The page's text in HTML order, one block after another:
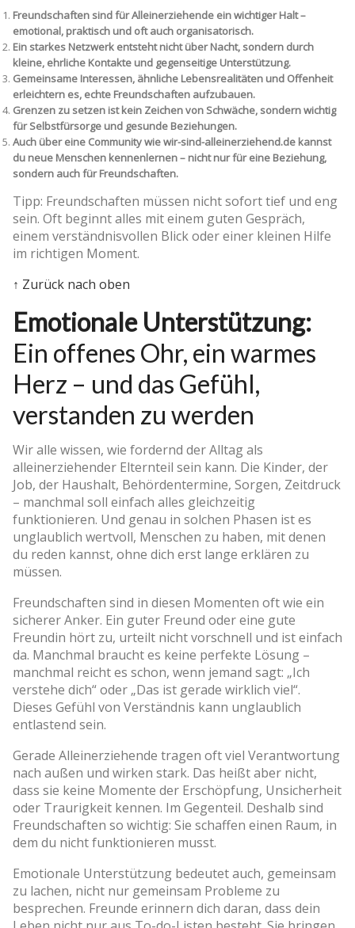
Freundschaften sind für Alleinerziehende ein wichtiger Halt –
emotional, praktisch und oft auch organisatorisch.
Ein starkes Netzwerk entsteht nicht über Nacht, sondern durch
kleine, ehrliche Kontakte und gegenseitige Unterstützung.
Gemeinsame Interessen, ähnliche Lebensrealitäten und Offenheit
erleichtern es, echte Freundschaften aufzubauen.
Grenzen zu setzen ist kein Zeichen von Schwäche, sondern wichtig
für Selbstfürsorge und gesunde Beziehungen.
Auch über eine Community wie wir-sind-alleinerziehend.de kannst
du neue Menschen kennenlernen – nicht nur für eine Beziehung,
sondern auch für Freundschaften.
Tipp: Freundschaften müssen nicht sofort tief und eng
sein. Oft beginnt alles mit einem guten Gespräch,
einem verständnisvollen Blick oder einer kleinen Hilfe
im richtigen Moment.
↑ Zurück nach oben
Emotionale Unterstützung:
Ein offenes Ohr, ein warmes
Herz – und das Gefühl,
verstanden zu werden
Wir alle wissen, wie fordernd der Alltag als
alleinerziehender Elternteil sein kann. Die Kinder, der
Job, der Haushalt, Behördentermine, Sorgen, Zeitdruck
– manchmal soll einfach alles gleichzeitig
funktionieren. Und genau in solchen Phasen ist es
unglaublich wertvoll, Menschen zu haben, mit denen
du reden kannst, ohne dich erst lange erklären zu
müssen.
Freundschaften sind in diesen Momenten oft wie ein
sicherer Anker. Ein guter Freund oder eine gute
Freundin hört zu, urteilt nicht vorschnell und ist einfach
da. Manchmal braucht es keine perfekte Lösung –
manchmal reicht es schon, wenn jemand sagt: „Ich
verstehe dich“ oder „Das ist gerade wirklich viel“.
Dieses Gefühl von Verständnis kann unglaublich
entlastend sein.
Gerade Alleinerziehende tragen oft viel Verantwortung
nach außen und wirken stark. Das heißt aber nicht,
dass sie keine Momente der Erschöpfung, Unsicherheit
oder Traurigkeit kennen. Im Gegenteil. Deshalb sind
Freundschaften so wichtig: Sie schaffen einen Raum, in
dem du nicht funktionieren musst.
Emotionale Unterstützung bedeutet auch, gemeinsam
zu lachen, nicht nur gemeinsam Probleme zu
besprechen. Freunde erinnern dich daran, dass dein